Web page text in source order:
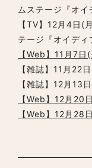
ムステージ『オイ
【TV】12月4日(
テージ『オイディ
【Web】11月7日
【雑誌】11月22
【雑誌】12月13
【Web】12月20
【Web】12月28